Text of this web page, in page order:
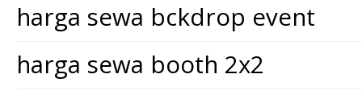
harga sewa bckdrop event
harga sewa booth 2x2